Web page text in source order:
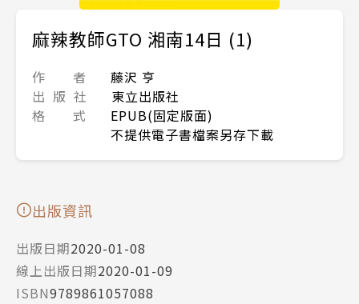
麻辣教師GTO 湘南14日 (1)
作 者
藤沢 亨
出 版 社
東立出版社
格 式
EPUB(固定版面)
不提供電子書檔案另存下載
出版資訊
出版日期2020-01-08
線上出版日期2020-01-09
ISBN9789861057088